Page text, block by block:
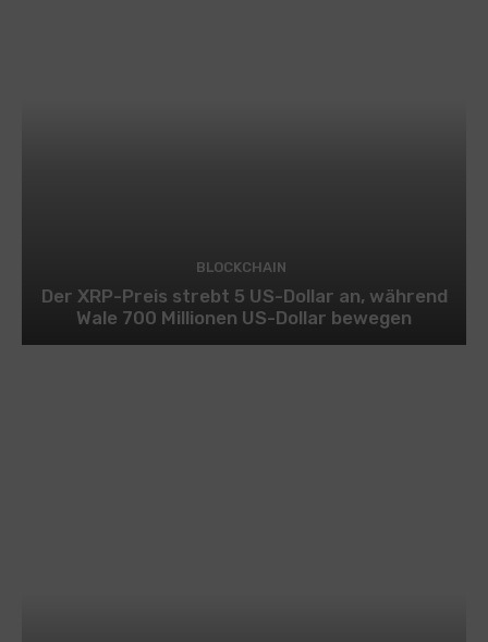
BLOCKCHAIN
Der XRP-Preis strebt 5 US-Dollar an, während
Wale 700 Millionen US-Dollar bewegen